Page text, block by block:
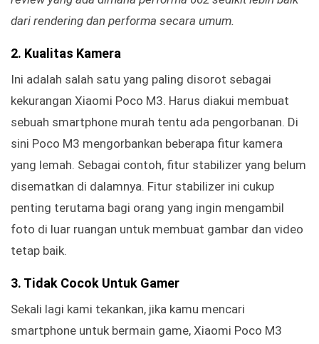
dari rendering dan performa secara umum.
2. Kualitas Kamera
Ini adalah salah satu yang paling disorot sebagai
kekurangan Xiaomi Poco M3. Harus diakui membuat
sebuah smartphone murah tentu ada pengorbanan. Di
sini Poco M3 mengorbankan beberapa fitur kamera
yang lemah. Sebagai contoh, fitur stabilizer yang belum
disematkan di dalamnya. Fitur stabilizer ini cukup
penting terutama bagi orang yang ingin mengambil
foto di luar ruangan untuk membuat gambar dan video
tetap baik.
3. Tidak Cocok Untuk Gamer
Sekali lagi kami tekankan, jika kamu mencari
smartphone untuk bermain game, Xiaomi Poco M3